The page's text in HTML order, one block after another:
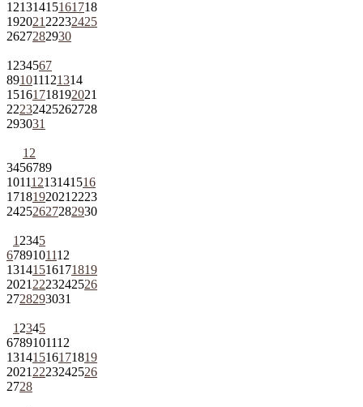
12131415161718
192021 22232425
2627282930
1 234567
891011121314
15161718192021
22232425262728
293031
1 2
3456789
10111213141516
1718192021 2223
24252627282930
1 2345
6789101112
13141516171819
2021 2223242526
2728293031
1 2345
6789101112
13141516171819
2021 2223242526
2728